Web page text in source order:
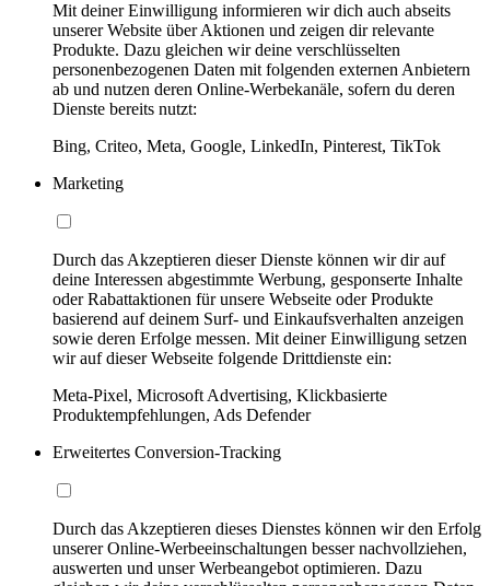
Mit deiner Einwilligung informieren wir dich auch abseits
unserer Website über Aktionen und zeigen dir relevante
Produkte. Dazu gleichen wir deine verschlüsselten
personenbezogenen Daten mit folgenden externen Anbietern
ab und nutzen deren Online-Werbekanäle, sofern du deren
Dienste bereits nutzt:
Bing, Criteo, Meta, Google, LinkedIn, Pinterest, TikTok
Marketing
Durch das Akzeptieren dieser Dienste können wir dir auf
deine Interessen abgestimmte Werbung, gesponserte Inhalte
oder Rabattaktionen für unsere Webseite oder Produkte
basierend auf deinem Surf- und Einkaufsverhalten anzeigen
sowie deren Erfolge messen. Mit deiner Einwilligung setzen
wir auf dieser Webseite folgende Drittdienste ein:
Meta-Pixel, Microsoft Advertising, Klickbasierte
Produktempfehlungen, Ads Defender
Erweitertes Conversion-Tracking
Durch das Akzeptieren dieses Dienstes können wir den Erfolg
unserer Online-Werbeeinschaltungen besser nachvollziehen,
auswerten und unser Werbeangebot optimieren. Dazu